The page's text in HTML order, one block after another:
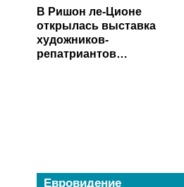
В Ришон ле-Ционе
открылась выставка
художников-
репатриантов
Евровидение